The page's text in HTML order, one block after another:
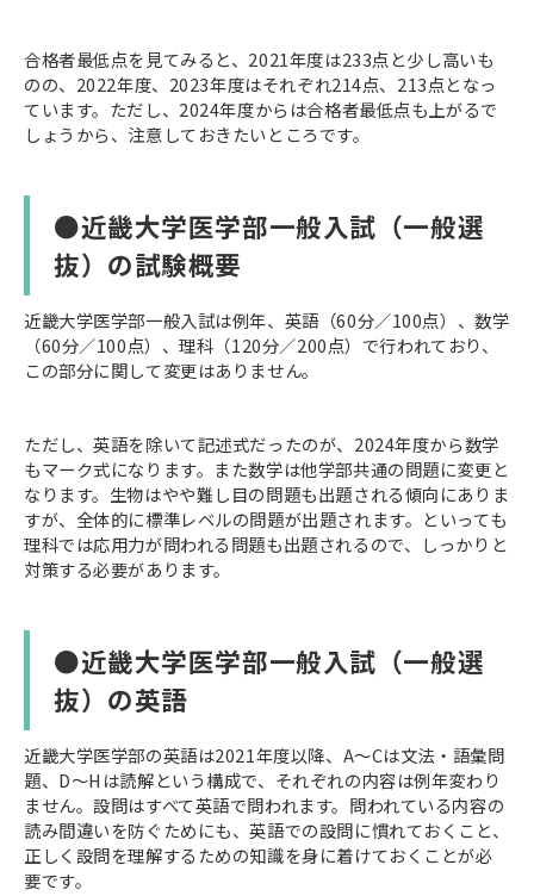
合格者最低点を見てみると、2021年度は233点と少し高いも
のの、2022年度、2023年度はそれぞれ214点、213点となっ
ています。ただし、2024年度からは合格者最低点も上がるで
しょうから、注意しておきたいところです。
●近畿大学医学部一般入試（一般選
抜）の試験概要
近畿大学医学部一般入試は例年、英語（60分／100点）、数学
（60分／100点）、理科（120分／200点）で行われており、
この部分に関して変更はありません。
ただし、英語を除いて記述式だったのが、2024年度から数学
もマーク式になります。また数学は他学部共通の問題に変更と
なります。生物はやや難し目の問題も出題される傾向にありま
すが、全体的に標準レベルの問題が出題されます。といっても
理科では応用力が問われる問題も出題されるので、しっかりと
対策する必要があります。
●近畿大学医学部一般入試（一般選
抜）の英語
近畿大学医学部の英語は2021年度以降、A～Cは文法・語彙問
題、D～Hは読解という構成で、それぞれの内容は例年変わり
ません。設問はすべて英語で問われます。問われている内容の
読み間違いを防ぐためにも、英語での設問に慣れておくこと、
正しく設問を理解するための知識を身に着けておくことが必
要です。